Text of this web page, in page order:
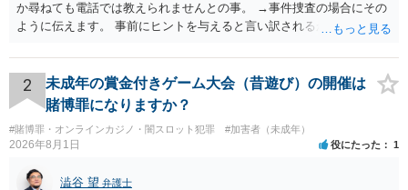
か尋ねても電話では教えられませんとの事。 →事件捜査の場合にその
ように伝えます。 事前にヒントを与えると言い訳されるからです。 ・
たり →やはり痴漢として疑われているのでは。 そもそも痴漢をやって
ないのであれば、何も疑われる筋合いは無いわけですし狼狽える必要
はないですね。
2
未成年の賞金付きゲーム大会（昔遊び）の開催は
賭博罪になりますか？
#賭博罪・オンラインカジノ・闇スロット犯罪 #加害者（未成年）
2026年8月1日 役にたった 1
澁谷 望 弁護士